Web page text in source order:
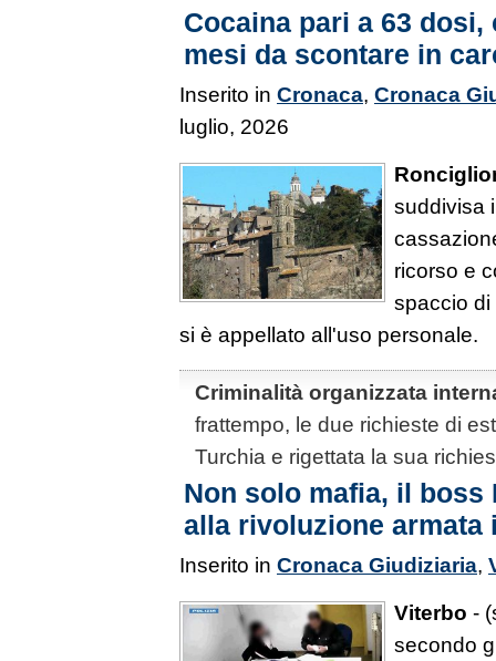
Cocaina pari a 63 dosi,
mesi da scontare in
Inserito in Cronaca, Cronaca
luglio, 2026
suddivisa
ricorso e
spaccio
si è appellato all'uso personale.
Criminalità organizzata
frattempo, le due richieste di
Turchia e rigettata la sua
Non solo mafia, il
alla rivoluzione armata
Inserito in Cronaca Giudiziaria,
Viterbo -
secondo